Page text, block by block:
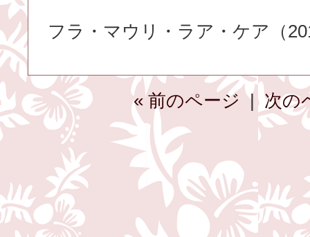
フラ・マウリ・ラア・ケア（
« 前のページ |次の